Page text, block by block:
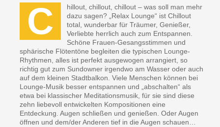
C
hillout, chillout, chillout – was soll man mehr
dazu sagen? „Relax Lounge“ ist Chillout
total, wunderbar für Träumer, Genießer,
Verliebte herrlich auch zum Entspannen.
Schöne Frauen-Gesangsstimmen und
sphärische Flötentöne begleiten die typischen Lounge-
Rhythmen, alles ist perfekt ausgewogen arrangiert, so
richtig gut zum Sundowner irgendwo am Wasser oder auch
auf dem kleinen Stadtbalkon. Viele Menschen können bei
Lounge-Musik besser entspannen und „abschalten“ als
etwa bei klassischer Meditationsmusik, für sie sind diese
zehn liebevoll entwickelten Kompositionen eine
Entdeckung. Augen schließen und genießen. Oder Augen
öffnen und dem/der Anderen tief in die Augen schauen…